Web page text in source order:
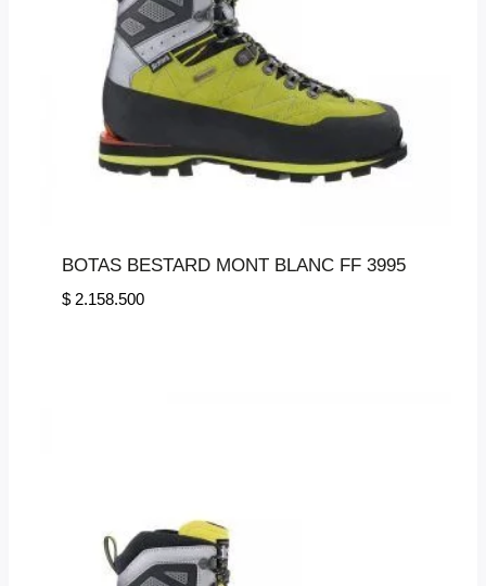
BOTAS BESTARD MONT BLANC FF 3995
$2.158.500